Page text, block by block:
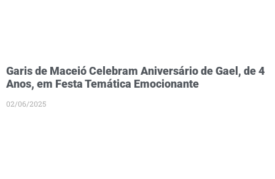
Garis de Maceió Celebram Aniversário de Gael, de 4
Anos, em Festa Temática Emocionante
02/06/2025